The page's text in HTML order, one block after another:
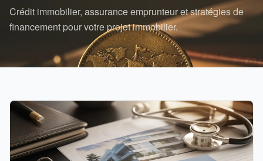
Crédit immobilier, assurance emprunteur et stratégies de
financement pour votre projet immobilier.